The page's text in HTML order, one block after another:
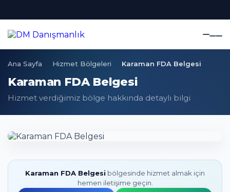
Ana Sayfa Hizmet Bölgeleri Karaman FDA Belgesi
Karaman FDA Belgesi
Hizmet verdiğimiz bölge hakkında detaylı bilgi
Karaman FDA Belgesi bölgesinde hizmet almak için
hemen iletişime geçin.